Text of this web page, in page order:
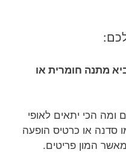
מתנה חומרית או
הכי יתאים לאופי
סדנה או כרטיס הופעה
המון פריטים.